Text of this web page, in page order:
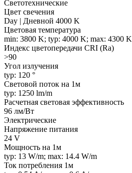
Светотехнические
Цвет свечения
Day | Дневной 4000 K
Цветовая температура
min: 3800 K; typ: 4000 K; max: 4300 K
Индекс цветопередачи CRI (Ra)
>90
Угол излучения
typ: 120 °
Световой поток на 1м
typ: 1250 lm/m
Расчетная световая эффективность
96 лм/Вт
Электрические
Напряжение питания
24 V
Мощность на 1м
typ: 13 W/m; max: 14.4 W/m
Ток потребления 1м